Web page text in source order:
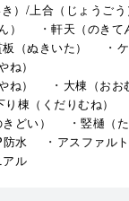
）/上合（じょうごう
）
軒天（のきて
（ぬきいた）
ね）
ね）
大棟（おお
棟（くだりむね）
どい）
竪樋（
防水
アスファル
アル